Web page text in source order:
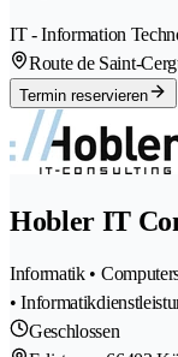
IT - Information
Route de Saint-
Termin reservieren
Hobler IT
Informatik •
•
Geschlossen